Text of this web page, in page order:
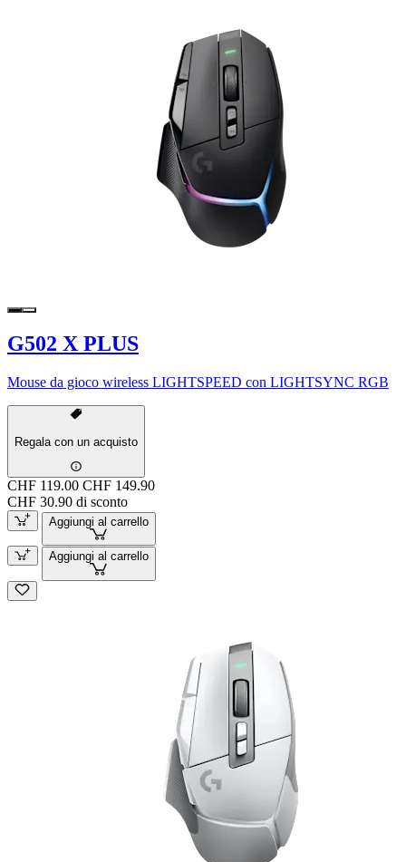
G502 X PLUS
Mouse da gioco wireless LIGHTSPEED con LIGHTSYNC RGB
Regala con un acquisto
CHF 119.00 CHF 149.90
CHF 30.90 di sconto
Aggiungi al carrello
Aggiungi al carrello